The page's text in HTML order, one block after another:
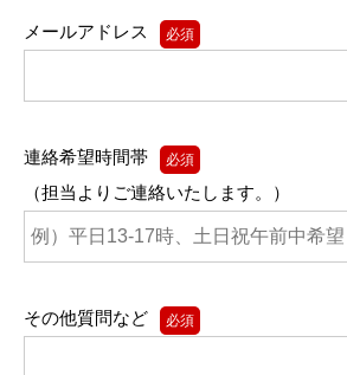
メールアドレス 必須
連絡希望時間帯 必須
（担当よりご連絡いたします。）
その他質問など 必須